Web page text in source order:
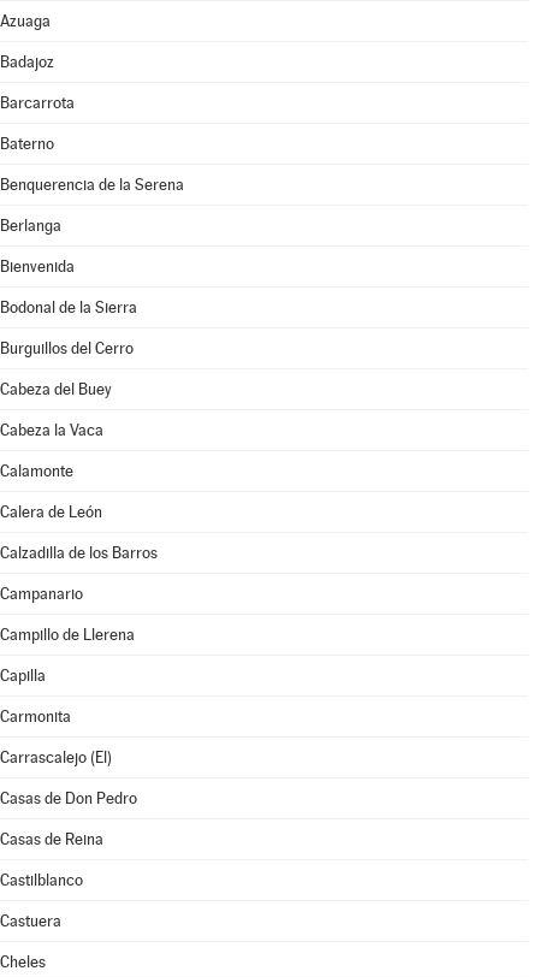
Azuaga
Badajoz
Barcarrota
Baterno
Benquerencia de la Serena
Berlanga
Bienvenida
Bodonal de la Sierra
Burguillos del Cerro
Cabeza del Buey
Cabeza la Vaca
Calamonte
Calera de León
Calzadilla de los Barros
Campanario
Campillo de Llerena
Capilla
Carmonita
Carrascalejo (El)
Casas de Don Pedro
Casas de Reina
Castilblanco
Castuera
Cheles